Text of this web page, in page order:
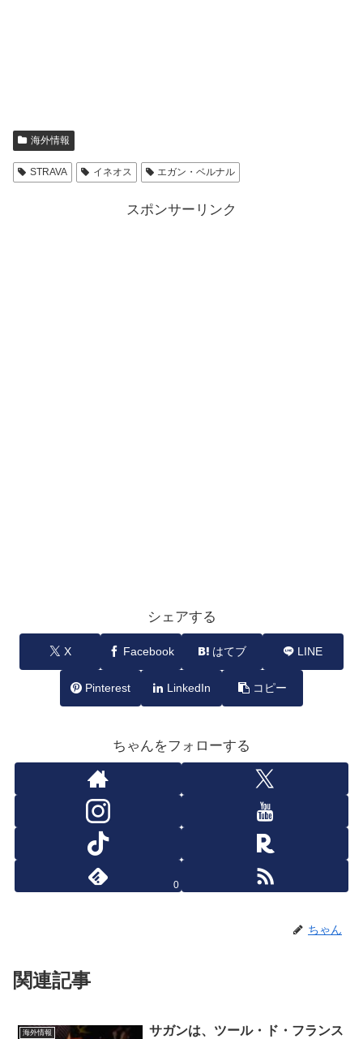
海外情報
STRAVA イネオス エガン・ベルナル
スポンサーリンク
シェアする
X Facebook はてブ LINE
Pinterest LinkedIn コピー
ちゃんをフォローする
0
ちゃん
関連記事
海外情報 サガンは、ツール・ド・フランス